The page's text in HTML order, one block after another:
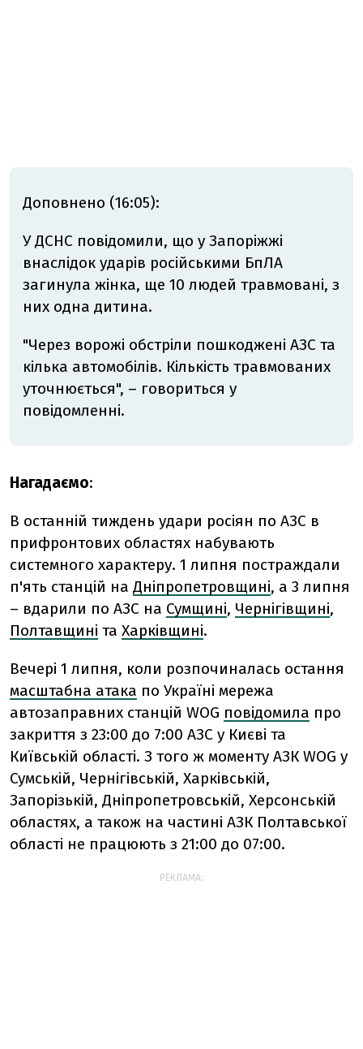
Доповнено (16:05):
У ДСНС повідомили, що у Запоріжжі
внаслідок ударів російськими БпЛА
загинула жінка, ще 10 людей травмовані, з
них одна дитина.
"Через ворожі обстріли пошкоджені АЗС та
кілька автомобілів. Кількість травмованих
уточнюється", – говориться у
повідомленні.
Нагадаємо:
В останній тиждень удари росіян по АЗС в
прифронтових областях набувають
системного характеру. 1 липня постраждали
п'ять станцій на Дніпропетровщині, а 3 липня
– вдарили по АЗС на Сумщині, Чернігівщині,
Полтавщині та Харківщині.
Вечері 1 липня, коли розпочиналась остання
масштабна атака по Україні мережа
автозаправних станцій WOG повідомила про
закриття з 23:00 до 7:00 АЗС у Києві та
Київській області. З того ж моменту АЗК WOG у
Сумській, Чернігівській, Харківській,
Запорізькій, Дніпропетровській, Херсонській
областях, а також на частині АЗК Полтавської
області не працюють з 21:00 до 07:00.
РЕКЛАМА: